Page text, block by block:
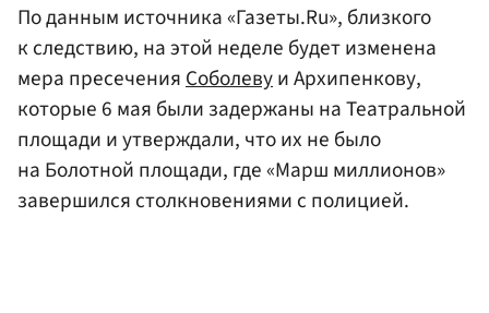
По данным источника «Газеты.Ru», близкого
к следствию, на этой неделе будет изменена
мера пресечения Соболевуи Архипенкову,
которые 6 мая были задержаны на Театральной
площади и утверждали, что их не было
на Болотной площади, где «Марш миллионов»
завершился столкновениями с полицией.